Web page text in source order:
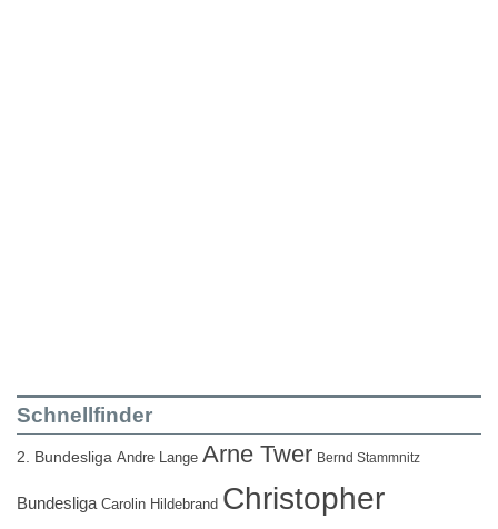
Schnellfinder
2. Bundesliga Andre Lange Arne Twer Bernd Stammnitz
Bundesliga Carolin Hildebrand Christopher